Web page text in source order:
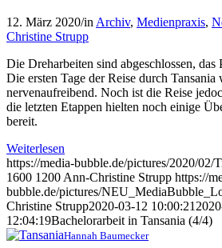
12. März 2020/in Archiv, Medienpraxis,
Christine Strupp
Die Dreharbeiten sind abgeschlossen,
Die ersten Tage der Reise durch Tansania
nervenaufreibend. Noch ist die Reise
die letzten Etappen hielten noch einige
bereit.
Weiterlesen
https://media-bubble.de/pictures/2020/
1600 1200 Ann-Christine Strupp https://
bubble.de/pictures/
Christine Strupp2020-03-12 10:00:21
12:04:19Bachelorarbeit in Tansania (4/4)
Hannah Baumecker